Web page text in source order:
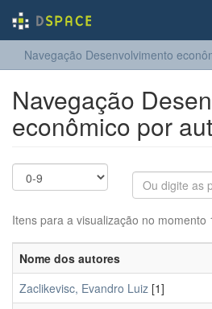
Navegação Desenvolvimento
Navegação
econômico por
Itens para a visualização no momento
Nome dos autores
Zaclikevisc, Evandro Luiz [1]